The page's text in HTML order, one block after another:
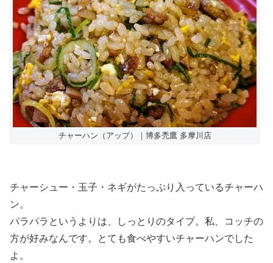
チャーハン（アップ）｜博多禿鷹 多摩川店
チャーシュー・玉子・ネギがたっぷり入っているチャーハ
ン。
パラパラというよりは、しっとりのタイプ。私、コッチの
方が好みなんです。とても食べやすいチャーハンでした
よ。